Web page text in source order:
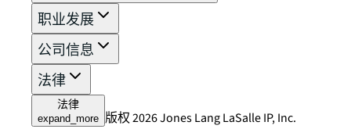
职业发展
公司信息
法律
法律
expand_more 版权 2026 Jones Lang LaSalle IP, Inc.